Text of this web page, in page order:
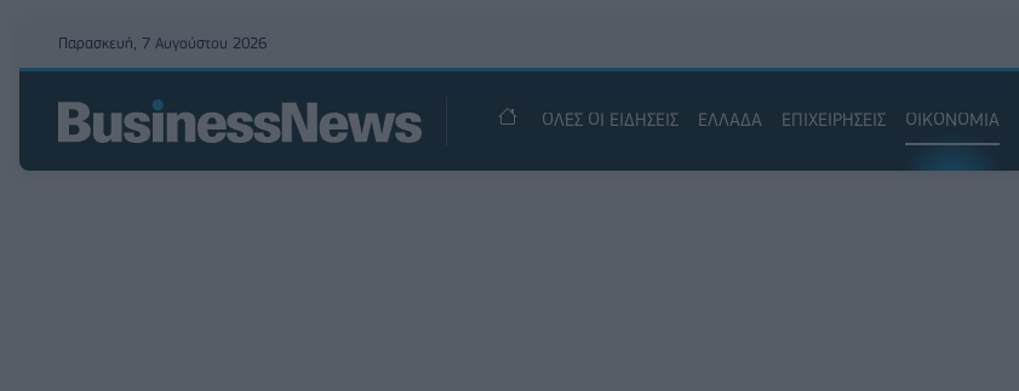
Παρασκευή, 7 Αυγούστου 2026
ΟΛΕΣ ΟΙ ΕΙΔΗΣΕΙΣ ΕΛΛΑΔΑ ΕΠΙΧΕΙΡΗΣΕΙΣ ΟΙΚΟΝΟΜΙΑ